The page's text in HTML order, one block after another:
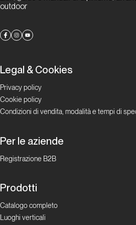
outdoor
Legal & Cookies
Privacy policy
Cookie policy
Condizioni di vendita, modalità e tempi di
Per le aziende
Registrazione B2B
Prodotti
Catalogo completo
Luoghi verticali